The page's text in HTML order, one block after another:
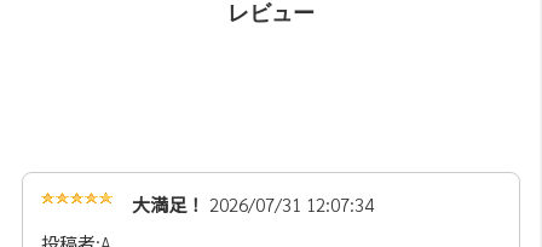
レビュー
大満足！ 2026/07/31 12:07:34